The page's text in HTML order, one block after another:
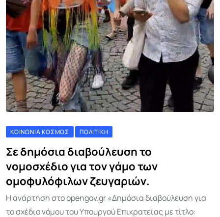
ΚΟΙΝΩΝΊΑ ΚΌΣΜΟΣ ΠΟΛΙΤΙΚΉ
Σε δημόσια διαβούλευση το
νομοσχέδιο για τον γάμο των
ομοφυλόφιλων ζευγαριών.
Η ανάρτηση στο opengov.gr «Δημόσια διαβούλευση για
το σχέδιο νόμου του Υπουργού Επικρατείας με τίτλο: